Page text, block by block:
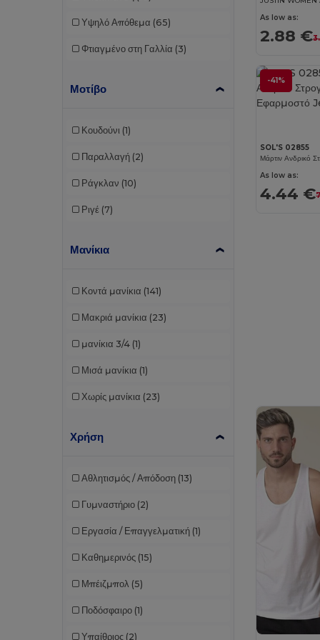
Tombo
Υψηλό Απόθεμα (65)
Φτιαγμένο στη Γαλλία (3)
Μοτίβο
Κουδούνι (1)
Παραλλαγή (2)
Ράγκλαν (10)
Ριγέ (7)
Μανίκια
Κοντά μανίκια (141)
Μακριά μανίκια (23)
μανίκια 3/4 (1)
Μισά μανίκια (1)
Χωρίς μανίκια (23)
Χρήση
Αθλητισμός / Απόδοση (13)
Γυμναστήριο (2)
Εργασία / Επαγγελματική (1)
Καθημερινός (15)
Μπέιζμπολ (5)
Ποδόσφαιρο (1)
Υπαίθριος (2)
As low as:
2.88 €
-41%
SOL'S 02855
As low as:
4.44 €